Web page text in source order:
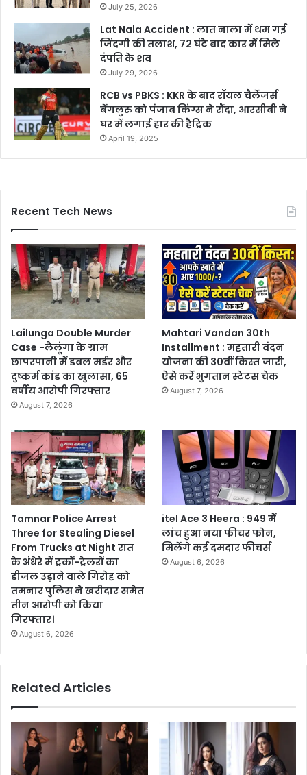
July 25, 2026
Lat Nala Accident : लात नाला में थम गई
जिंदगी की तलाश, 72 घंटे बाद कार में मिले
दंपति के शव
July 29, 2026
RCB vs PBKS : KKR के बाद रॉयल चैलेंजर्स
बेंगलुरु को पंजाब किंग्स ने रौंदा, आरसीबी ने
घर में लगाई हार की हैट्रिक
April 19, 2025
Recent Tech News
Lailunga Double Murder
Case -लैलूंगा के ग्राम
छापरपानी में डबल मर्डर और
दुष्कर्म कांड का खुलासा, 65
वर्षीय आरोपी गिरफ्तार
August 7, 2026
Mahtari Vandan 30th
Installment : महतारी वंदन
योजना की 30वीं किस्त जारी,
ऐसे करें भुगतान स्टेटस चेक
August 7, 2026
Tamnar Police Arrest
Three for Stealing Diesel
From Trucks at Night रात
के अंधेरे में ट्रकों-ट्रेलरों का
डीजल उड़ाने वाले गिरोह को
तमनार पुलिस ने खरीदार समेत
तीन आरोपी को किया
गिरफ्तार।
August 6, 2026
itel Ace 3 Heera : 949 में
लांच हुआ नया फीचर फोन,
मिलेंगे कई दमदार फीचर्स
August 6, 2026
Related Articles